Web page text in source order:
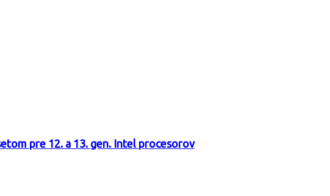
pre 12. a 13. gen. Intel procesorov